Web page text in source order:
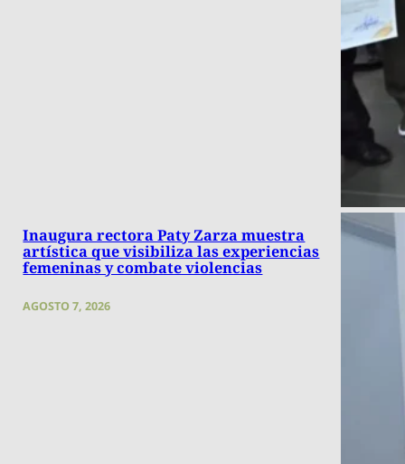
Inaugura rectora Paty Zarza muestra
artística que visibiliza las experiencias
femeninas y combate violencias
AGOSTO 7, 2026